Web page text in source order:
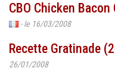
CBO Chicken Bacon
- le 16/03/2008
Recette Gratinade
26/01/2008